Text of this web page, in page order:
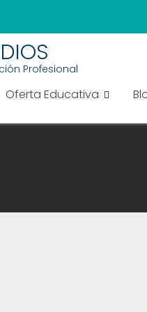
Profesional
Oferta Educativa